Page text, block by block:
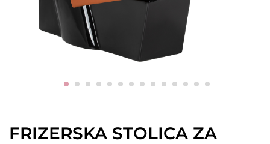
FRIZERSKA STOLICA ZA